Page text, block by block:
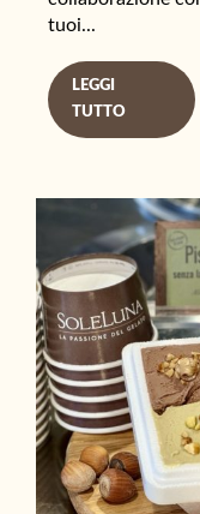
tuoi...
LEGGI
TUTTO